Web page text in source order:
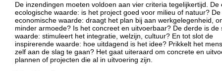
De inzendingen moeten voldoen aan vier criteria tegelijkertijd. De
ecologische waarde: is het project goed voor milieu of natuur?
economische waarde: draagt het plan bij aan werkgelegenheid,
minder armoede? Is het concreet en uitvoerbaar? De derde is de
waarde: stimuleert het integratie, welzijn, cultuur? En tot slot de
inspirerende waarde: hoe uitdagend is het idee? Prikkelt het
zelf aan de slag te gaan? Het gaat uiteraard om concrete en
plannen of projecten die al in uitvoering zijn.